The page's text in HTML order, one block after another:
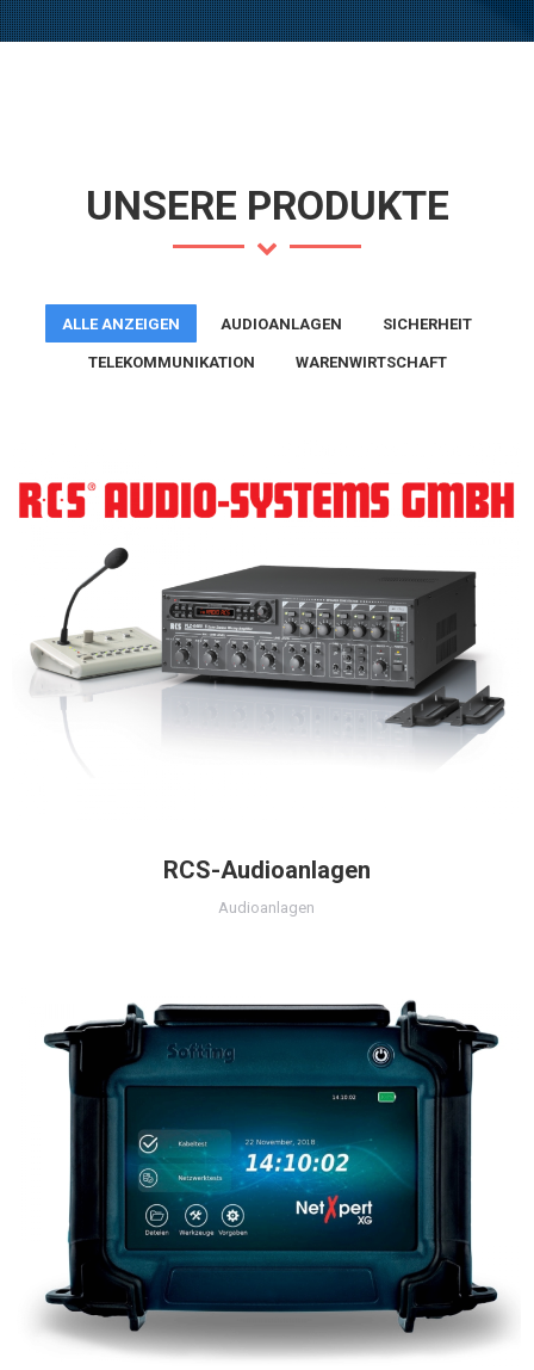
UNSERE PRODUKTE
ALLE ANZEIGEN AUDIOANLAGEN SICHERHEIT
TELEKOMMUNIKATION WARENWIRTSCHAFT
RCS-Audioanlagen
Audioanlagen